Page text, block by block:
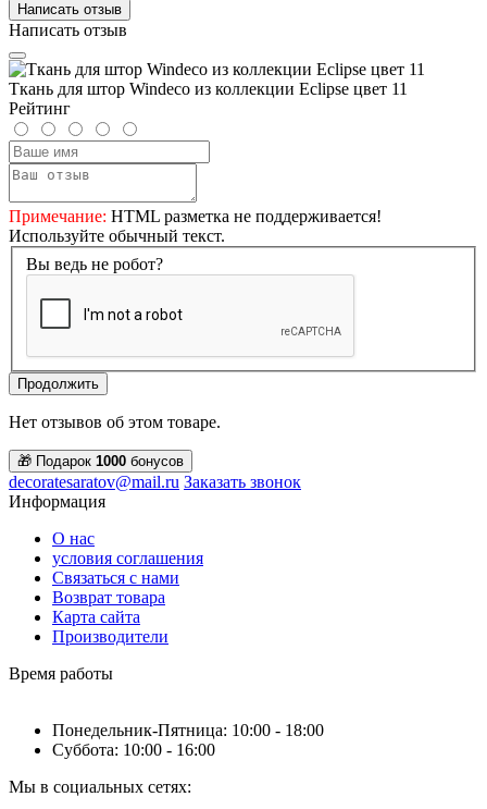
Написать отзыв
Написать отзыв
Ткань для штор Windeco из коллекции Eclipse цвет 11
Рейтинг
Примечание: HTML разметка не поддерживается!
Используйте обычный текст.
Вы ведь не робот?
Продолжить
Нет отзывов об этом товаре.
🎁 Подарок 1000 бонусов
decoratesaratov@mail.ru Заказать звонок
Информация
О нас
условия соглашения
Связаться с нами
Возврат товара
Карта сайта
Производители
Время работы
Понедельник-Пятница: 10:00 - 18:00
Суббота: 10:00 - 16:00
Мы в социальных сетях: